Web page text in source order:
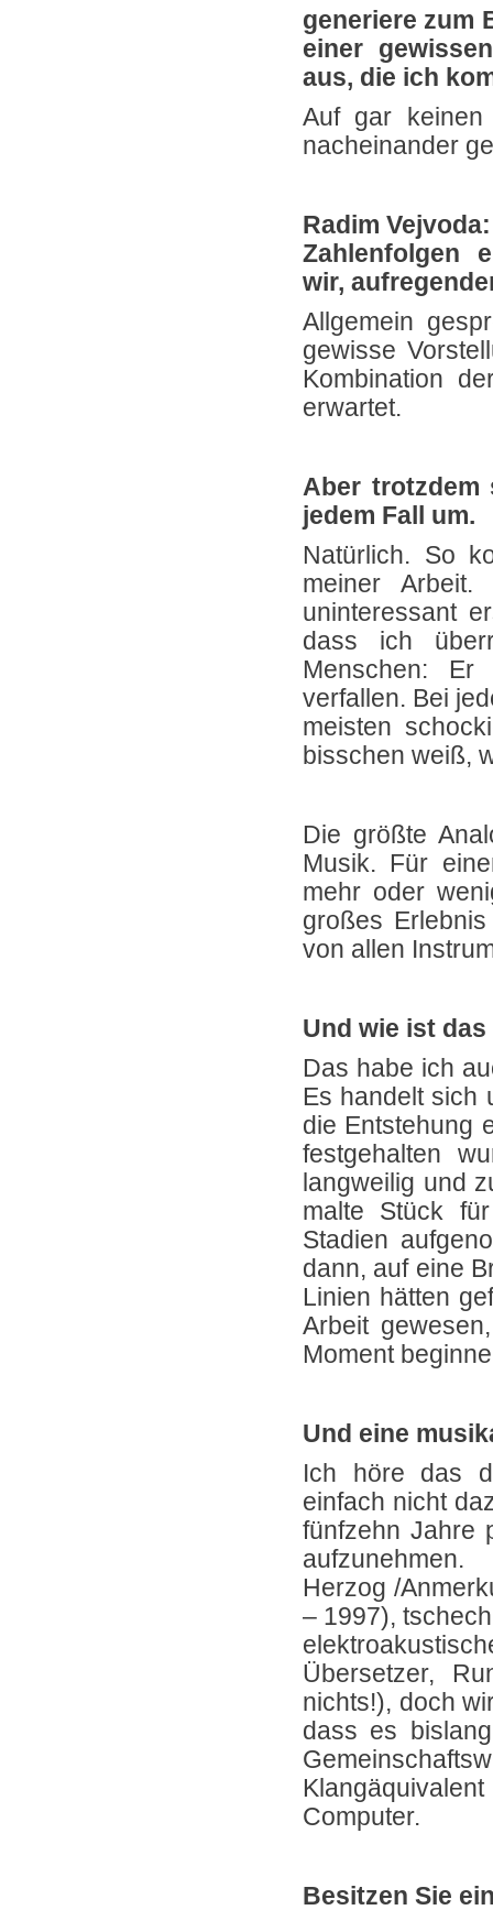
generiere zum
einer
aus, die ich
Auf gar
nacheinander
Radim
Zahlenfolgen
wir,
Allgemein
gewisse
Kombination
erwartet.
Aber trotzdem
jedem Fall um.
Natürlich. So
meiner Arbeit.
uninteressant
dass ich
Menschen:
verfallen. Bei
meisten
bisschen weiß,
Die größte
Musik. Für
mehr oder
großes
von allen
Und wie ist
Das habe ich
Es handelt sich
die Entstehung
festgehalten
langweilig und
malte Stück
Stadien
dann, auf eine
Linien hätten
Arbeit
Moment
Und eine
Ich höre das
einfach nicht
fünfzehn Jahre
Herzog /
– 1997),
Übersetzer,
nichts!), doch
dass es
Computer.
Besitzen Sie